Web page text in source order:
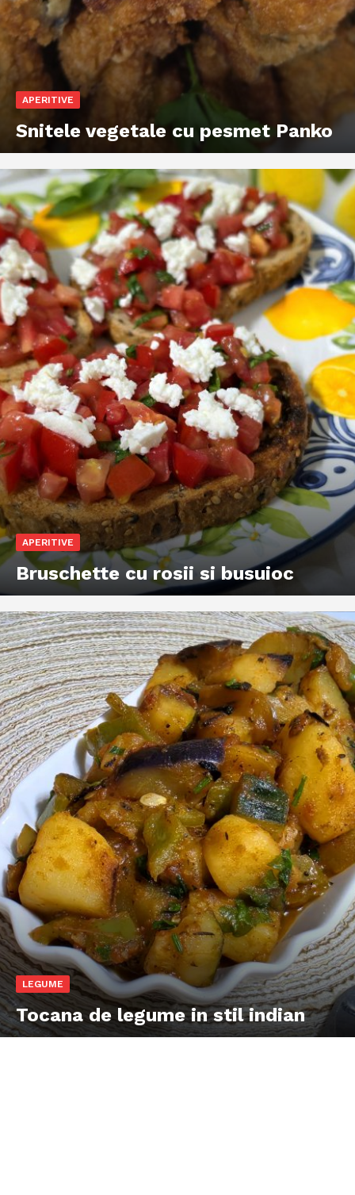
APERITIVE
Snitele vegetale cu pesmet Panko
APERITIVE
Bruschette cu rosii si busuioc
LEGUME
Tocana de legume in stil indian